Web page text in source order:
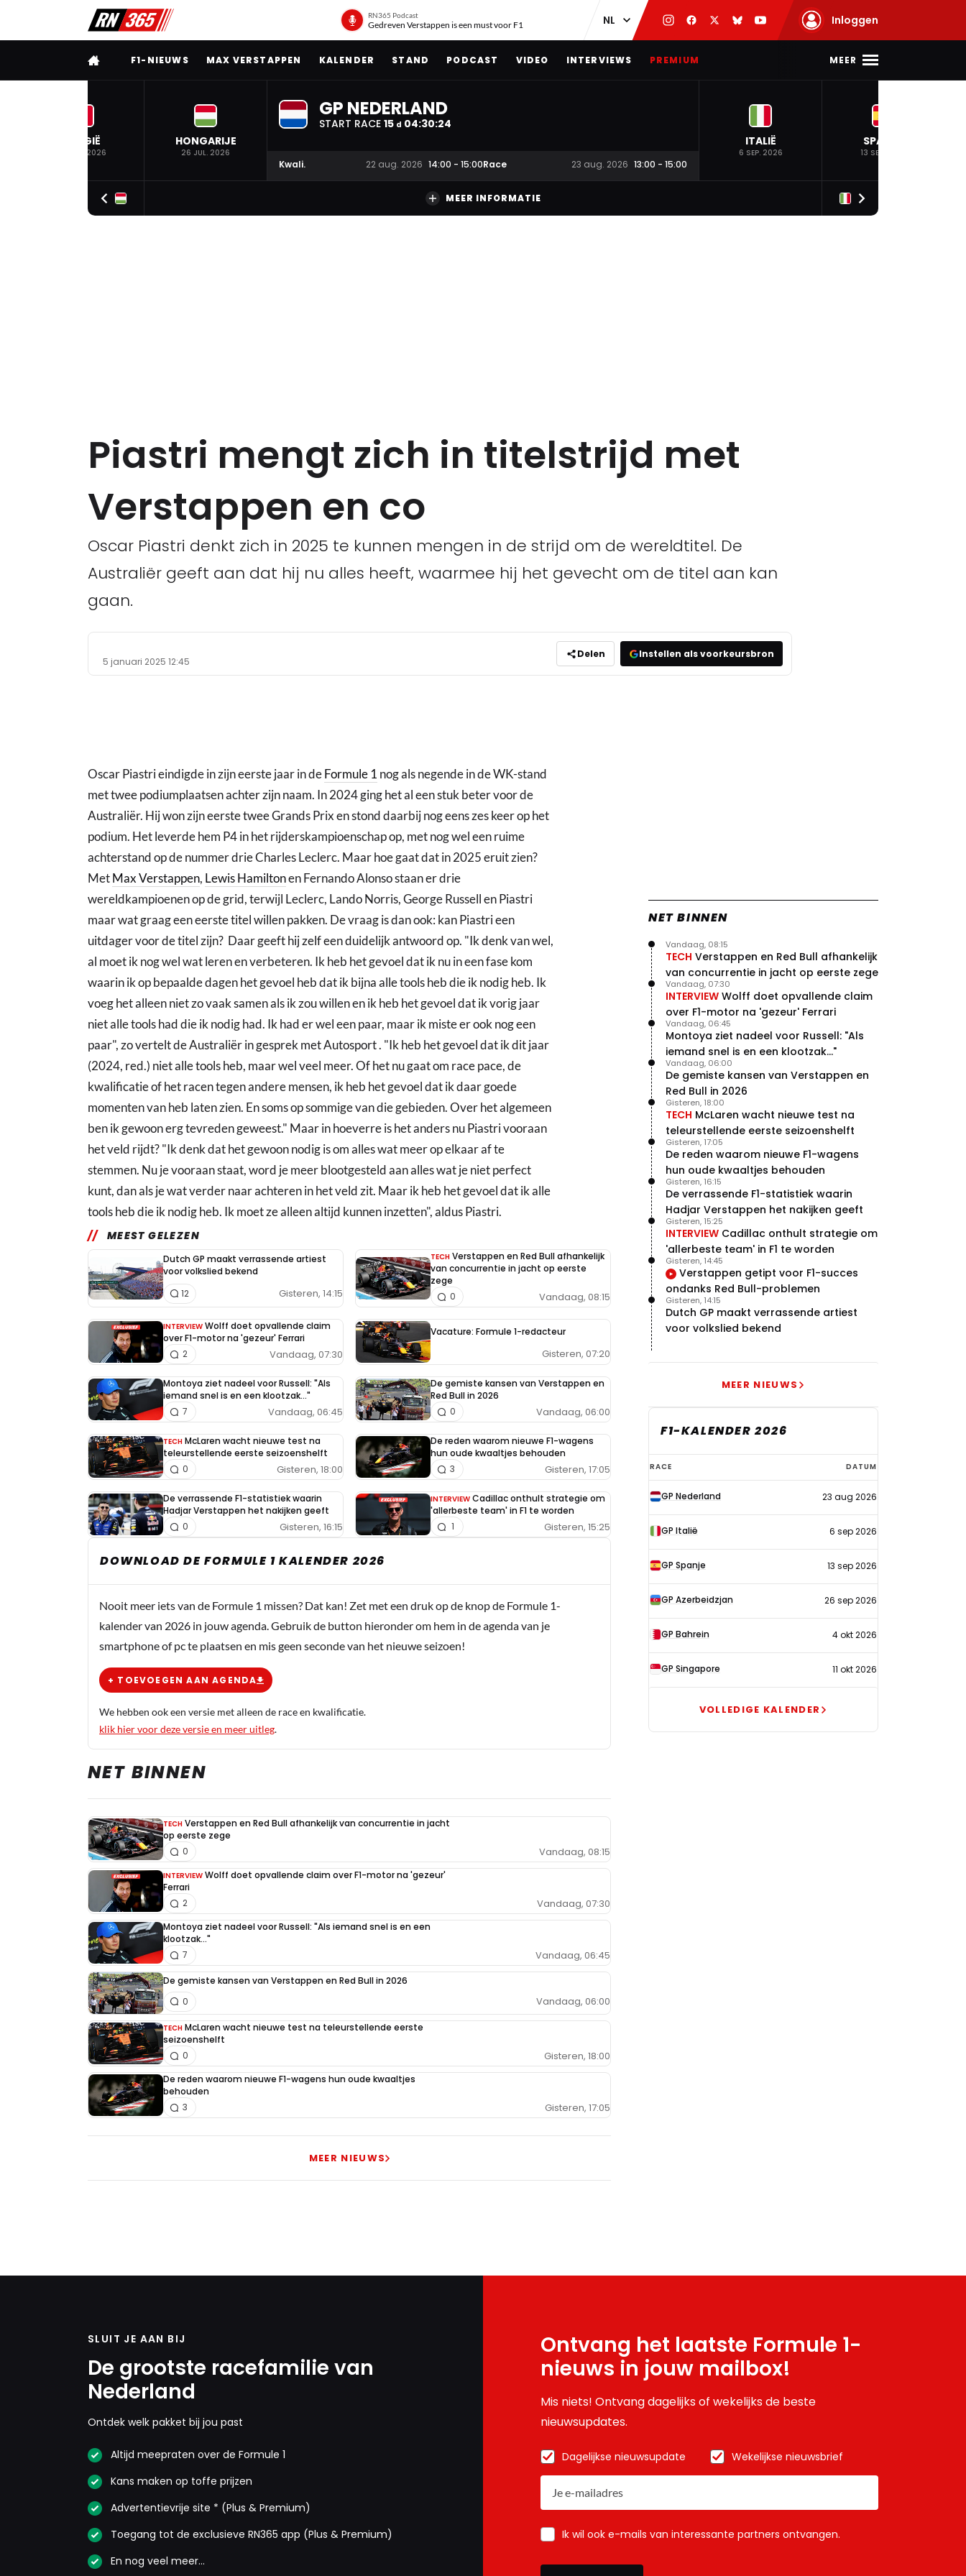
RN365 Podcast
Gedreven Verstappen is een must voor F1 Inloggen
VOLLEDIG MENU
F1-NIEUWS MAX VERSTAPPEN KALENDER STAND PODCAST VIDEO INTERVIEWS PREMIUM MEER
BELGIË
19 JUL. 2026
HONGARIJE
26 JUL. 2026
GP NEDERLAND
START RACE 15 d 04:30:23
Kwali. 22 aug. 2026 14:00 - 15:00Race 23 aug. 2026 13:00 - 15:00
ITALIË
6 SEP. 2026
SPANJE
13 SEP. 2026
MEER INFORMATIE
Piastri mengt zich in titelstrijd met
Verstappen en co
Oscar Piastri denkt zich in 2025 te kunnen mengen in de strijd om de wereldtitel. De
Australiër geeft aan dat hij nu alles heeft, waarmee hij het gevecht om de titel aan kan
gaan.
5 januari 2025 12:45
Delen Instellen als voorkeursbron
Oscar Piastri eindigde in zijn eerste jaar in deFormule 1 nog als negende in de WK-stand
met twee podiumplaatsen achter zijn naam. In 2024 ging het al een stuk beter voor de
Australiër. Hij won zijn eerste twee Grands Prix en stond daarbij nog eens zes keer op het
podium. Het leverde hem P4 in het rijderskampioenschap op, met nog wel een ruime
achterstand op de nummer drie Charles Leclerc. Maar hoe gaat dat in 2025 eruit zien?
MetMax Verstappen, Lewis Hamiltonen Fernando Alonso staan er drie
wereldkampioenen op de grid, terwijl Leclerc, Lando Norris, George Russell en Piastri
maar wat graag een eerste titel willen pakken. De vraag is dan ook: kan Piastri een
uitdager voor de titel zijn? Daar geeft hij zelf een duidelijk antwoord op. "Ik denk van wel,
al moet ik nog wel wat leren en verbeteren. Ik heb het gevoel dat ik nu in een fase kom
waarin ik op bepaalde dagen het gevoel heb dat ik bijna alle tools heb die ik nodig heb. Ik
voeg het alleen niet zo vaak samen als ik zou willen en ik heb het gevoel dat ik vorig jaar
niet alle tools had die ik nodig had. Ik had er wel een paar, maar ik miste er ook nog een
paar", zo vertelt de Australiër in gesprek met Autosport . "Ik heb het gevoel dat ik dit jaar
(2024, red.) niet alle tools heb, maar wel veel meer. Of het nu gaat om race pace, de
kwalificatie of het racen tegen andere mensen, ik heb het gevoel dat ik daar goede
momenten van heb laten zien. En soms op sommige van die gebieden. Over het algemeen
ben ik gewoon erg tevreden geweest." Maar in hoeverre is het anders nu Piastri vooraan
het veld rijdt? "Ik denk dat het gewoon nodig is om alles wat meer op elkaar af te
stemmen. Nu je vooraan staat, word je meer blootgesteld aan alles wat je niet perfect
kunt, dan als je wat verder naar achteren in het veld zit. Maar ik heb het gevoel dat ik alle
tools heb die ik nodig heb. Ik moet ze alleen altijd kunnen inzetten", aldus Piastri.
MEEST GELEZEN
Dutch GP maakt verrassende artiest
voor volkslied bekend
Gisteren, 14:15
12
TECH Verstappen en Red Bull afhankelijk
van concurrentie in jacht op eerste
zege
Vandaag, 08:15
0
INTERVIEW Wolff doet opvallende claim
over F1-motor na 'gezeur' Ferrari
Vandaag, 07:30
2
Vacature: Formule 1-redacteur
Gisteren, 07:20
Montoya ziet nadeel voor Russell: "Als
iemand snel is en een klootzak..."
Vandaag, 06:45
7
De gemiste kansen van Verstappen en
Red Bull in 2026
Vandaag, 06:00
0
TECH McLaren wacht nieuwe test na
teleurstellende eerste seizoenshelft
Gisteren, 18:00
0
De reden waarom nieuwe F1-wagens
hun oude kwaaltjes behouden
Gisteren, 17:05
3
De verrassende F1-statistiek waarin
Hadjar Verstappen het nakijken geeft
Gisteren, 16:15
0
INTERVIEW Cadillac onthult strategie om
'allerbeste team' in F1 te worden
Gisteren, 15:25
1
DOWNLOAD DE FORMULE 1 KALENDER 2026
Nooit meer iets van de Formule 1 missen? Dat kan! Zet met een druk op de knop de Formule 1-
kalender van 2026 in jouw agenda. Gebruik de button hieronder om hem in de agenda van je
smartphone of pc te plaatsen en mis geen seconde van het nieuwe seizoen!
+ TOEVOEGEN AAN AGENDA
We hebben ook een versie met alleen de race en kwalificatie.
klik hier voor deze versie en meer uitleg.
NET BINNEN
TECH Verstappen en Red Bull afhankelijk van concurrentie in jacht
op eerste zege
Vandaag, 08:15
0
INTERVIEW Wolff doet opvallende claim over F1-motor na 'gezeur'
Ferrari
Vandaag, 07:30
2
Montoya ziet nadeel voor Russell: "Als iemand snel is en een
klootzak..."
Vandaag, 06:45
7
De gemiste kansen van Verstappen en Red Bull in 2026
Vandaag, 06:00
0
TECH McLaren wacht nieuwe test na teleurstellende eerste
seizoenshelft
Gisteren, 18:00
0
De reden waarom nieuwe F1-wagens hun oude kwaaltjes
behouden
Gisteren, 17:05
3
MEER NIEUWS
NET BINNEN
TECH Verstappen en Red Bull afhankelijk
van concurrentie in jacht op eerste zege
Vandaag, 08:15
INTERVIEW Wolff doet opvallende claim
over F1-motor na 'gezeur' Ferrari
Vandaag, 07:30
Montoya ziet nadeel voor Russell: "Als
iemand snel is en een klootzak..."
Vandaag, 06:45
De gemiste kansen van Verstappen en
Red Bull in 2026
Vandaag, 06:00
TECH McLaren wacht nieuwe test na
teleurstellende eerste seizoenshelft
Gisteren, 18:00
De reden waarom nieuwe F1-wagens
hun oude kwaaltjes behouden
Gisteren, 17:05
De verrassende F1-statistiek waarin
Hadjar Verstappen het nakijken geeft
Gisteren, 16:15
INTERVIEW Cadillac onthult strategie om
'allerbeste team' in F1 te worden
Gisteren, 15:25
Verstappen getipt voor F1-succes
ondanks Red Bull-problemen
Gisteren, 14:45
Dutch GP maakt verrassende artiest
voor volkslied bekend
Gisteren, 14:15
MEER NIEUWS
F1-KALENDER 2026
F1-
kalender
2026
RACE DATUM
GP Nederland 23 aug 2026
GP Italië 6 sep 2026
GP Spanje 13 sep 2026
GP Azerbeidzjan 26 sep 2026
GP Bahrein 4 okt 2026
GP Singapore 11 okt 2026
VOLLEDIGE KALENDER
SLUIT JE AAN BIJ
De grootste racefamilie van
Nederland
Ontdek welk pakket bij jou past
Altijd meepraten over de Formule 1
Kans maken op toffe prijzen
Advertentievrije site * (Plus & Premium)
Toegang tot de exclusieve RN365 app (Plus & Premium)
En nog veel meer…
Ontvang het laatste Formule 1-
nieuws in jouw mailbox!
Mis niets! Ontvang dagelijks of wekelijks de beste
nieuwsupdates.
Dagelijkse nieuwsupdate Wekelijkse nieuwsbrief
Ik wil ook e-mails van interessante partners ontvangen.